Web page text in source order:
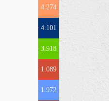
4.274
4.101
3.918
1.089
1.972